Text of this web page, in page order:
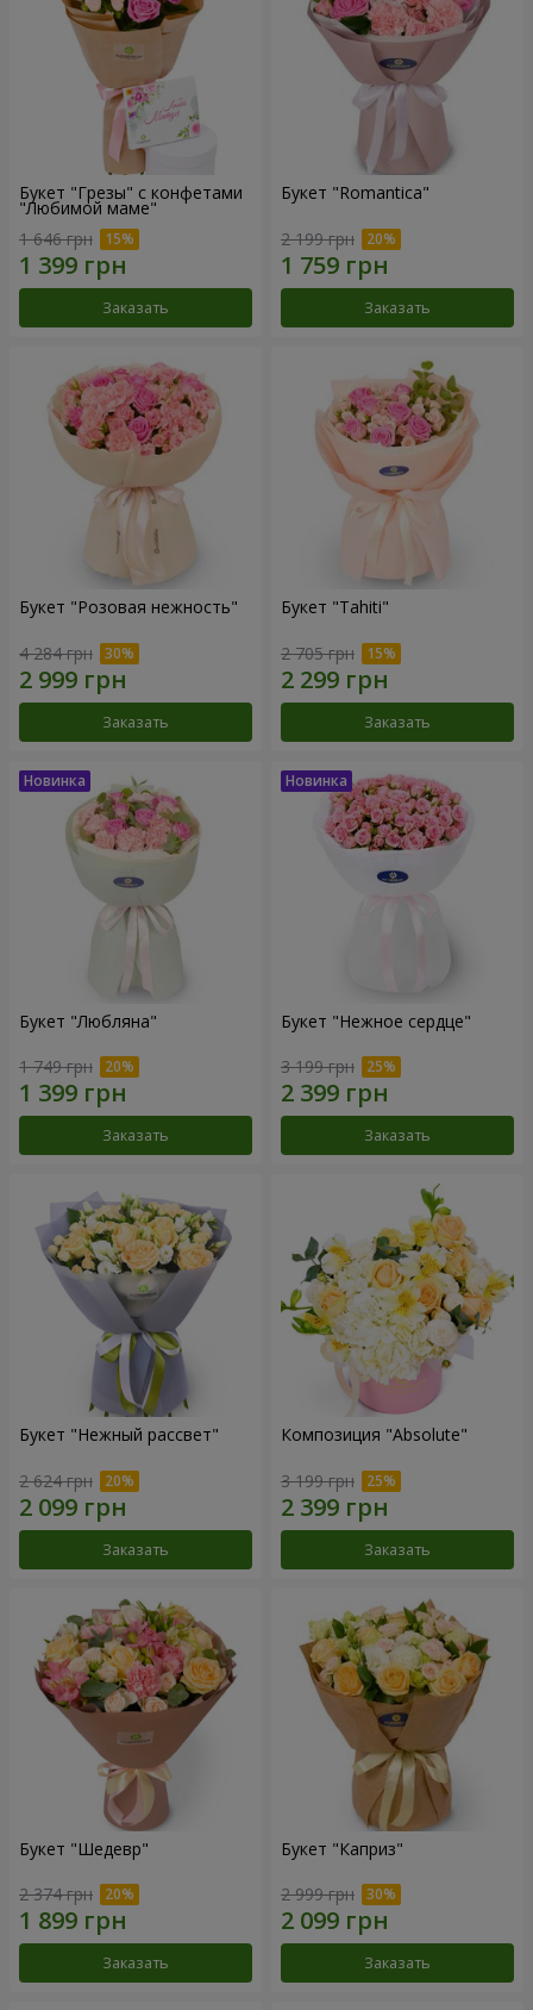
Букет "Грезы" с конфетами
"Любимой маме"
1 646 грн
Заказать
Букет "Romantica"
2 199 грн
Заказать
Букет "Розовая нежность"
4 284 грн
Заказать
Букет "Tahiti"
2 705 грн
Заказать
Букет "Любляна"
1 749 грн
Заказать
Букет "Нежное сердце"
3 199 грн
Заказать
Букет "Нежный рассвет"
2 624 грн
Заказать
Композиция "Absolute"
3 199 грн
Заказать
Букет "Шедевр"
2 374 грн
Заказать
Букет "Каприз"
2 999 грн
Заказать